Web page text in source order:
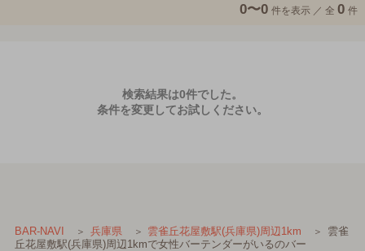
0〜0 件を表示 ／ 全 0 件
検索結果は0件でした。
条件を変更してお試しください。
BAR-NAVI 兵庫県 雲雀丘花屋敷駅(兵庫県)周辺1km
雲雀
丘花屋敷駅(兵庫県)周辺1kmで女性バーテンダーがいるのバー